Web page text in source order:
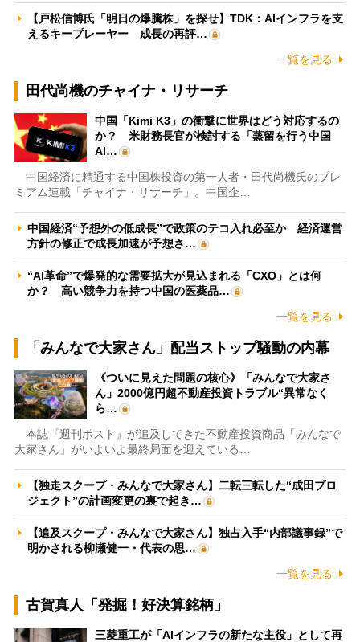
【戸松信博氏「明日の爆騰株」を探せ】TDK：AIインフラを支
えるキープレーヤー 成長の再評…
一覧を見る
田代尚機のチャイナ・リサーチ
中国「Kimi K3」の衝撃に世界はどう対応するの
か？ 米財務長官が検討する「蒸留を行う中国
AI…
中国経済に精通する中国株投資の第一人者・田代尚機氏のプレ
ミアム連載「チャイナ・リサーチ」。中国企…
中国経済“予想外の低成長”で政策のテコ入れ必至か 経済運営
方針の修正で成長加速が予想さ…
“AI革命”で爆発的な需要拡大が見込まれる「CXO」とは何
か？ 高い競争力を持つ中国の医薬品…
一覧を見る
「みんなで大家さん」配当ストップ騒動の内幕
《ついに見えた問題の核心》「みんなで大家さ
ん」2000億円超不動産投資トラブル“異常なく
ら…
本誌『週刊ポスト』が追及してきた不動産投資商品「みんなで
大家さん」がいよいよ最終局面を迎えている…
【独走スクープ・みんなで大家さん】二転三転した“成田プロ
ジェクト”の計画変更の裏で起き…
【追及スクープ・みんなで大家さん】独占入手“内部議事録”で
明かされる柳瀬健一・代表の思…
一覧を見る
古賀真人「発掘！好決算銘柄」
三菱重工が「AIインフラの新たな主役」として再